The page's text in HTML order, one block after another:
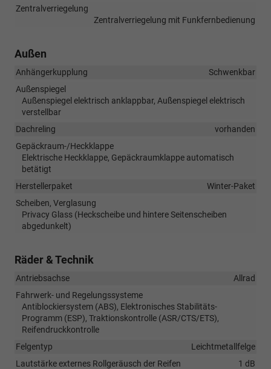
Zentralverriegelung
Zentralverriegelung mit Funkfernbedienung
Außen
Anhängerkupplung
Schwenkbar
Außenspiegel
Außenspiegel elektrisch anklappbar, Außenspiegel elektrisch
verstellbar
Dachreling
vorhanden
Gepäckraum-/Heckklappe
Elektrische Heckklappe, Gepäckraumklappe automatisch
betätigt
Herstellerpaket
Winter-Paket
Scheiben, Verglasung
Privacy Glass (Heckscheibe und hintere Seitenscheiben
abgedunkelt)
Räder & Technik
Antriebsachse
Allrad
Fahrwerk- und Regelungssysteme
Antiblockiersystem (ABS), Elektronisches Stabilitäts-
Programm (ESP), Traktionskontrolle (ASR/CTS/ETS),
Reifendruckkontrolle
Felgentyp
Leichtmetallfelge
Lautstärke externes Rollgeräusch der Reifen
1 dB